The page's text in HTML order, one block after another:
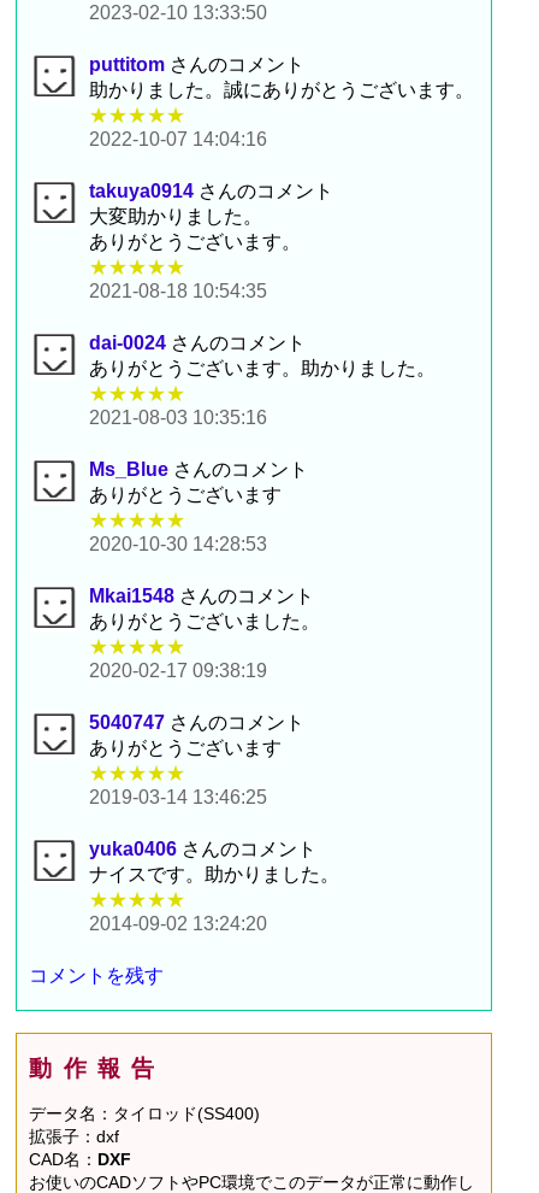
2023-02-10 13:33:50
puttitom さんのコメント
助かりました。誠にありがとうございます。
★★★★★
2022-10-07 14:04:16
takuya0914 さんのコメント
大変助かりました。
ありがとうございます。
★★★★★
2021-08-18 10:54:35
dai-0024 さんのコメント
ありがとうございます。助かりました。
★★★★★
2021-08-03 10:35:16
Ms_Blue さんのコメント
ありがとうございます
★★★★★
2020-10-30 14:28:53
Mkai1548 さんのコメント
ありがとうございました。
★★★★★
2020-02-17 09:38:19
5040747 さんのコメント
ありがとうございます
★★★★★
2019-03-14 13:46:25
yuka0406 さんのコメント
ナイスです。助かりました。
★★★★★
2014-09-02 13:24:20
コメントを残す
動作報告
データ名：タイロッド(SS400)
拡張子：dxf
CAD名： DXF
お使いのCADソフトやPC環境でこのデータが正常に動作し